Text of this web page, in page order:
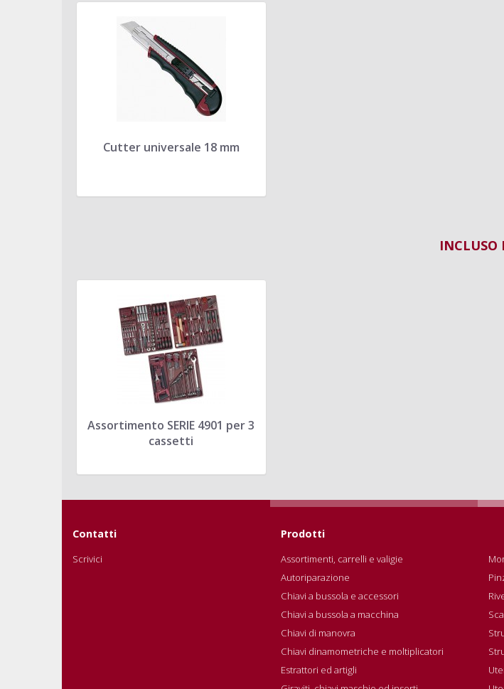
Cutter universale 18 mm
INCLUSO
Assortimento SERIE 4901 per 3
cassetti
Contatti
Scrivici
Prodotti
Assortimenti, carrelli e valigie
Autoriparazione
Chiavi a bussola e accessori
Chiavi a bussola a macchina
Chiavi di manovra
Chiavi dinamometriche e moltiplicatori
Estrattori ed artigli